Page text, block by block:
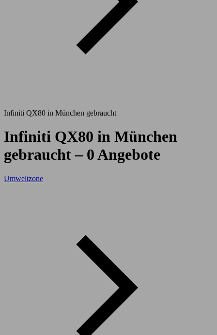
Infiniti QX80 in München gebraucht
Infiniti QX80 in München
gebraucht – 0 Angebote
Umweltzone